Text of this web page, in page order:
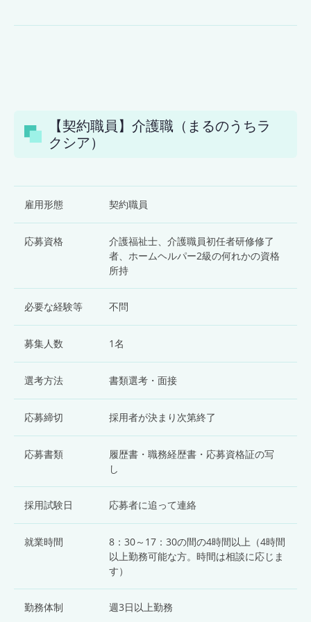
【契約職員】介護職（まるのうちラ
クシア）
雇用形態 契約職員
応募資格
介護福祉士、介護職員初任者研修修了
者、ホームヘルパー2級の何れかの資格
所持
必要な経験等 不問
募集人数 1名
選考方法 書類選考・面接
応募締切 採用者が決まり次第終了
応募書類
履歴書・職務経歴書・応募資格証の写
し
採用試験日 応募者に追って連絡
就業時間
8：30～17：30の間の4時間以上（4時間
以上勤務可能な方。時間は相談に応じま
す）
勤務体制 週3日以上勤務